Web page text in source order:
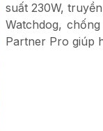
suất 230W,
Watchdog,
Partner Pro giúp